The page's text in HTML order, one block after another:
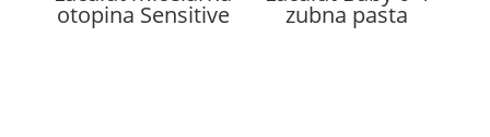
otopina Sensitive zubna pasta